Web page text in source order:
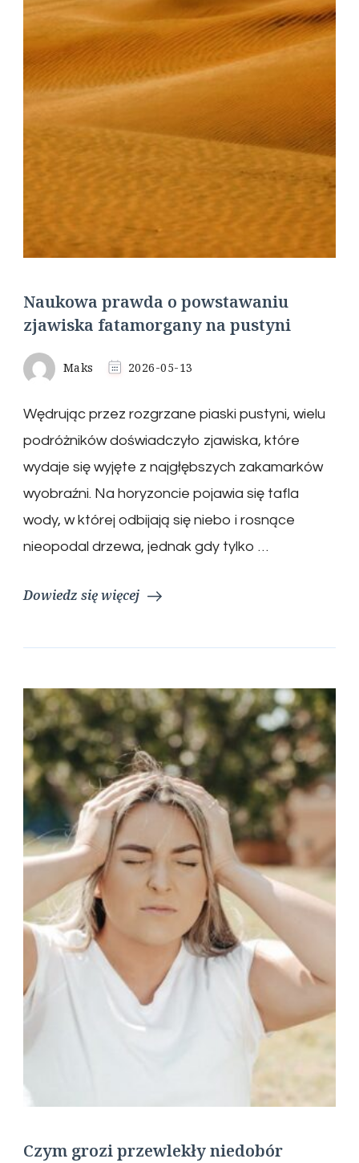
Naukowa prawda o powstawaniu
zjawiska fatamorgany na pustyni
Maks 2026-05-13
Wędrując przez rozgrzane piaski pustyni, wielu
podróżników doświadczyło zjawiska, które
wydaje się wyjęte z najgłębszych zakamarków
wyobraźni. Na horyzoncie pojawia się tafla
wody, w której odbijają się niebo i rosnące
nieopodal drzewa, jednak gdy tylko …
Dowiedz się więcej
Czym grozi przewlekły niedobór